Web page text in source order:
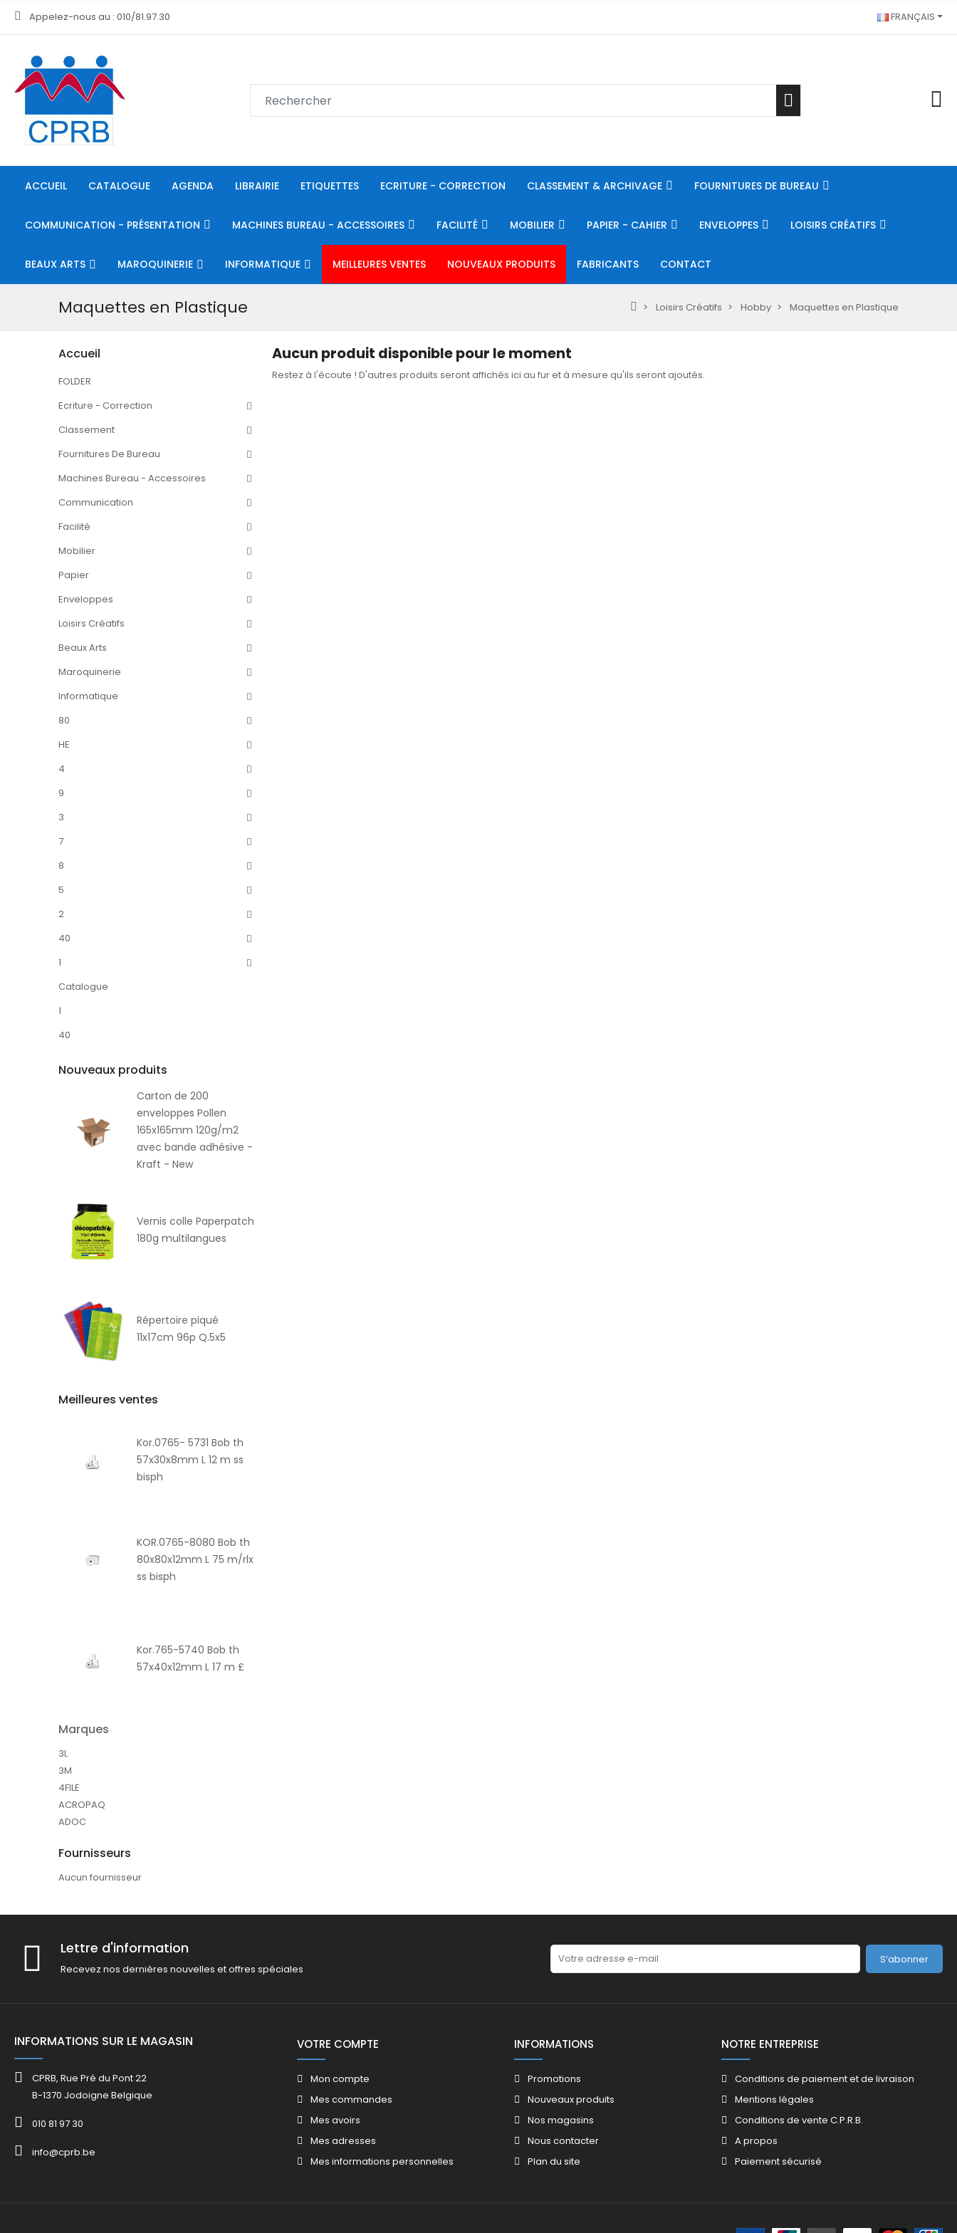
Appelez-nous au : 010/81.97.30 FRANÇAIS
ACCUEIL CATALOGUE AGENDA LIBRAIRIE ETIQUETTES ECRITURE - CORRECTION CLASSEMENT & ARCHIVAGE FOURNITURES DE BUREAU
COMMUNICATION - PRÉSENTATION MACHINES BUREAU - ACCESSOIRES FACILITÉ MOBILIER PAPIER - CAHIER ENVELOPPES LOISIRS CRÉATIFS
BEAUX ARTS MAROQUINERIE INFORMATIQUE MEILLEURES VENTES NOUVEAUX PRODUITS FABRICANTS CONTACT
Maquettes en Plastique Loisirs Créatifs Hobby Maquettes en Plastique
Accueil
FOLDER
Ecriture - Correction
Classement
Fournitures De Bureau
Machines Bureau - Accessoires
Communication
Facilité
Mobilier
Papier
Enveloppes
Loisirs Créatifs
Beaux Arts
Maroquinerie
Informatique
80
HE
4
9
3
7
8
5
2
40
1
Catalogue
1
40
Nouveaux produits
Carton de 200
enveloppes Pollen
165x165mm 120g/m2
avec bande adhésive -
Kraft - New
Vernis colle Paperpatch
180g multilangues
Répertoire piqué
11x17cm 96p Q.5x5
Meilleures ventes
Kor.0765- 5731 Bob th
57x30x8mm L 12 m ss
bisph
KOR.0765-8080 Bob th
80x80x12mm L 75 m/rlx
ss bisph
Kor.765-5740 Bob th
57x40x12mm L 17 m £
Marques
3L
3M
4FILE
ACROPAQ
ADOC
Fournisseurs
Aucun fournisseur
Aucun produit disponible pour le moment
Restez à l'écoute ! D'autres produits seront affichés ici au fur et à mesure qu'ils seront ajoutés.
Lettre d'information
Recevez nos dernières nouvelles et offres spéciales
S’abonner
INFORMATIONS SUR LE MAGASIN
CPRB, Rue Pré du Pont 22
B-1370 Jodoigne Belgique
010 81 97 30
info@cprb.be
VOTRE COMPTE
Mon compte
Mes commandes
Mes avoirs​
Mes adresses
Mes informations personnelles
INFORMATIONS
Promotions​
Nouveaux produits​
Nos magasins​
Nous contacter​
Plan du site​
NOTRE ENTREPRISE
Conditions de paiement et de livraison
Mentions légales
Conditions de vente C.P.R.B.
A propos
Paiement sécurisé